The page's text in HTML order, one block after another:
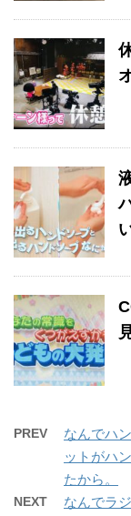
PREV
なんでハ
ットがハ
たから。
NEXT
なんでラ